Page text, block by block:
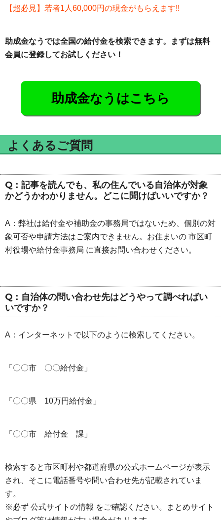
【超必見】若者1人60,000円の現金がもらえます!!
助成金なうでは全国の給付金を検索できます。まずは無料
会員に登録してお試しください！
助成金なうはこちら
よくあるご質問
Q：記事を読んでも、私の住んでいる自治体が対象
かどうかわかりません。どこに聞けばいいですか？
A：弊社は給付金や補助金の事務局ではないため、個別の対
象可否や申請方法はご案内できません。お住まいの 市区町
村役場や給付金事務局 に直接お問い合わせください。
Q：自治体の問い合わせ先はどうやって調べればい
いですか？
A：インターネットで以下のように検索してください。
「〇〇市 〇〇給付金」
「〇〇県 10万円給付金」
「〇〇市 給付金 課」
検索すると市区町村や都道府県の公式ホームページが表示
され、そこに電話番号や問い合わせ先が記載されていま
す。
※必ず 公式サイトの情報 をご確認ください。まとめサイト